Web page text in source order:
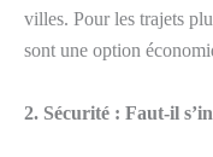
villes. Pour les trajets
sont une option
2. Sécurité : Faut-il